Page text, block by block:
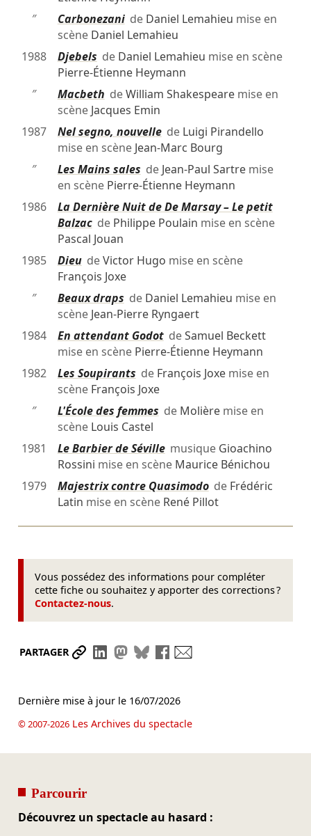
″
Carbonezanide Daniel Lemahieu mise en
scène Daniel Lemahieu
1988
Djebels de Daniel Lemahieu mise en scène
Pierre-Étienne Heymann
″
Macbeth deWilliam Shakespearemise en
scène Jacques Emin
1987
Nel segno, nouvellede Luigi Pirandello
mise en scène Jean-Marc Bourg
″
Les Mains sales de Jean-Paul Sartremise
en scène Pierre-Étienne Heymann
1986
La Dernière Nuit de De Marsay – Le petit
Balzacde Philippe Poulain mise en scène
Pascal Jouan
1985
DieudeVictor Hugo mise en scène
François Joxe
″
Beaux draps de Daniel Lemahieu mise en
scène Jean-Pierre Ryngaert
1984
En attendant GodotdeSamuel Beckett
mise en scène Pierre-Étienne Heymann
1982
Les Soupirants de François Joxemise en
scène François Joxe
″
L'École des femmes de Molièremise en
scène Louis Castel
1981
Le Barbier de Sévillemusique Gioachino
Rossini mise en scène Maurice Bénichou
1979
Majestrix contre Quasimodode Frédéric
Latin mise en scène René Pillot
Vous possédez des informations pour compléter
cette fiche ou souhaitez y apporter des corrections ?
Contactez-nous.
PARTAGER Partager le lien
Partager sur LinkedIn
Partager sur Mastodon
Partager sur Bluesky
Partager sur Facebook
Dernière mise à jour le 16/07/2026
© 2007-2026Les Archives du spectacle
Parcourir
Découvrez un spectacle au hasard :